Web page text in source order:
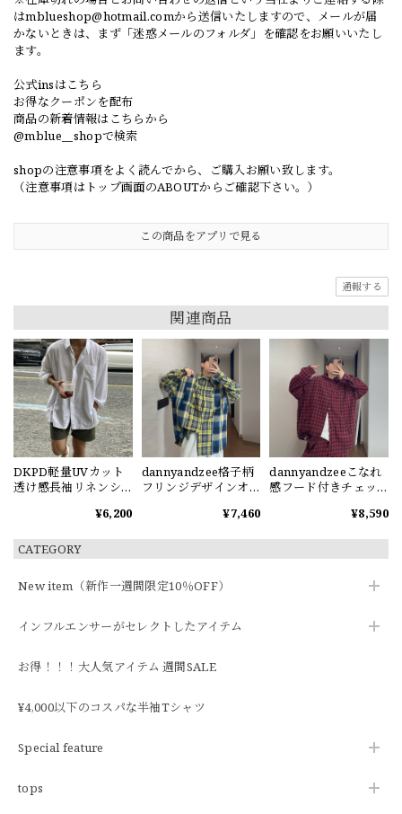
CATEGORY
New item（新作一週間限定10％OFF）
インフルエンサーがセレクトしたアイテム
お得！！！大人気アイテム 週間SALE
¥4,000以下のコスパな半袖Tシャツ
Special feature
tops
はmblueshop@hotmail.comから送信いたしますので、メールが届
かないときは、まず「迷惑メールのフォルダ」を確認をお願いいたし
ます。
公式insはこちら
お得なクーポンを配布
商品の新着情報はこちらから
@mblue__shopで検索
shopの注意事項をよく読んでから、ご購入お願い致します。
（注意事項はトップ画面のABOUTからご確認下さい。）
この商品をアプリで見る
通報する
関連商品
DKPD軽量UVカット
透け感長袖リネンシ
¥6,200
dannyandzee格子柄
フリンジデザインオ
¥7,460
dannyandzeeこなれ
感フード付きチェッ
¥8,590